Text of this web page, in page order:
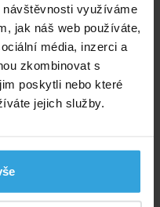
využíváme
jak náš web používáte,
média, inzerci a
zkombinovat s
poskytli nebo které
jejich služby.
nafukovací
147x33cm